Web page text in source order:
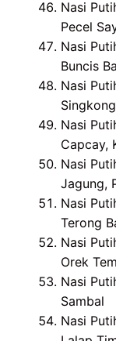
Nasi
Pecel
Nasi
Buncis
Nasi
Nasi
Capcay,
Nasi
Jagung,
Nasi
Terong
Nasi
Orek
Nasi
Sambal
Nasi